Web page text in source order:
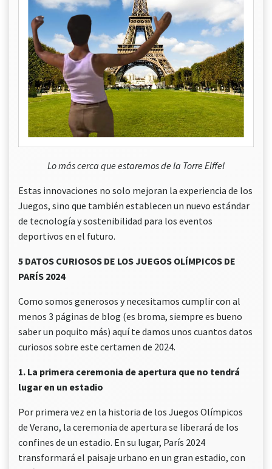
Lo más cerca que estaremos de la Torre Eiffel
Estas innovaciones no solo mejoran la experiencia de los
Juegos, sino que también establecen un nuevo estándar
de tecnología y sostenibilidad para los eventos
deportivos en el futuro.
5 DATOS CURIOSOS DE LOS JUEGOS OLÍMPICOS DE
PARÍS 2024
Como somos generosos y necesitamos cumplir con al
menos 3 páginas de blog (es broma, siempre es bueno
saber un poquito más) aquí te damos unos cuantos datos
curiosos sobre este certamen de 2024.
1. La primera ceremonia de apertura que no tendrá
lugar en un estadio
Por primera vez en la historia de los Juegos Olímpicos
de Verano, la ceremonia de apertura se liberará de los
confines de un estadio. En su lugar, París 2024
transformará el paisaje urbano en un gran estadio, con